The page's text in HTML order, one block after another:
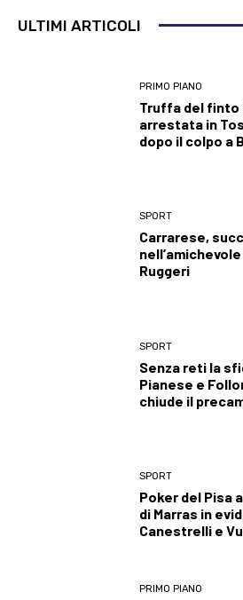
ULTIMI ARTICOLI
PRIMO PIANO
Truffa del finto
arrestata in
dopo il colpo a
SPORT
Carrarese,
Ruggeri
SPORT
Senza reti la
Pianese e
chiude il
SPORT
Poker del Pisa
di Marras in
Canestrelli e
PRIMO PIANO